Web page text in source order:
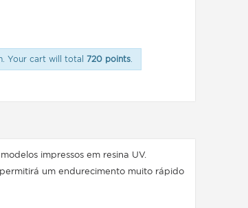
Your cart will total 720 points.
impressos em resina UV.
um endurecimento muito rápido